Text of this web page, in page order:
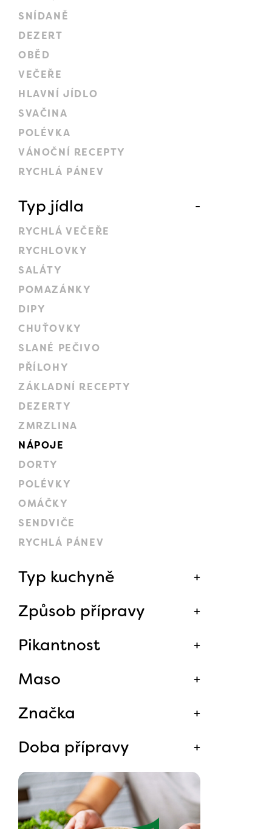
SNÍDANĚ
DEZERT
OBĚD
VEČEŘE
HLAVNÍ JÍDLO
SVAČINA
POLÉVKA
VÁNOČNÍ RECEPTY
RYCHLÁ PÁNEV
Typ jídla
RYCHLÁ VEČEŘE
RYCHLOVKY
SALÁTY
POMAZÁNKY
DIPY
CHUŤOVKY
SLANÉ PEČIVO
PŘÍLOHY
ZÁKLADNÍ RECEPTY
DEZERTY
ZMRZLINA
NÁPOJE
DORTY
POLÉVKY
OMÁČKY
SENDVIČE
RYCHLÁ PÁNEV
Typ kuchyně
Způsob přípravy
Pikantnost
Maso
Značka
Doba přípravy